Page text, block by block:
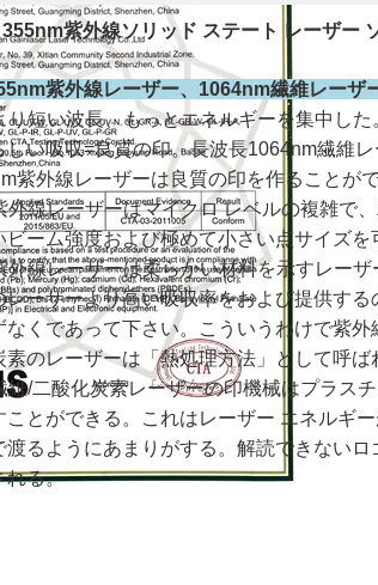
紫外線ソリッド ステート レーザー
紫外線レーザー、1064nm繊維レーザ
り短い波長、もっとエネルギーを集中し
しい吸収=良質の印。長波長1064nm繊維
紫外線レーザーは良質の印を作ることが
外線レーザーはマイクロ レベルの複雑で
ビーム強度および極めて小さい点サイズを
外線レーザーは柔らかい材料を示すレー
レーザーより高い吸収率をおよび提供す
なくであって下さい。こういうわけで紫
素のレーザーは「熱処理方法」として呼ば
維/二酸化炭素レーザーの印機械はプラス
ことができる。これはレーザー エネルギ
渡るようにあまりがする。解読できない
れる。